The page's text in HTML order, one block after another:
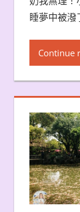
睡夢中被潑
Continue